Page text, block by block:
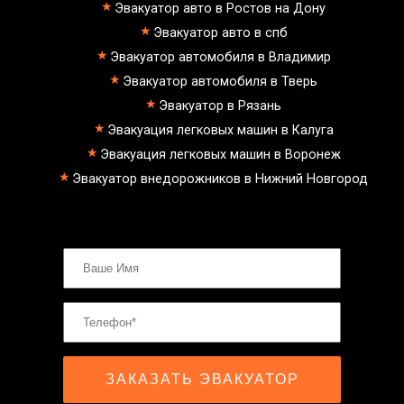
эвакуатор долгопрудный -
Екатеринбург буксровка
Как вызвать эвакуатор с
подземного паркинга
эвакуатор долгопрудный - Марьино
недорого
эвакуатор долгопрудный - Питер
эвакуатор седан
эвакуатор пикапа
эвакуатор фургона
эвакуатор в сто
эвакуатор эвакуатор долгопрудный
- климовск
эвакуатор павловский посад
александров
мотоэвакуатор
домодедовская
рублевское шоссе
Эвакуатор авто в Ростов на Дону
Эвакуатор авто в спб
Эвакуатор автомобиля в Владимир
Эвакуатор автомобиля в Тверь
Эвакуатор в Рязань
Эвакуация легковых машин в Калуга
Эвакуация легковых машин в Воронеж
Эвакуатор внедорожников в Нижний Новгород
ЗАКАЗАТЬ ЭВАКУАТОР